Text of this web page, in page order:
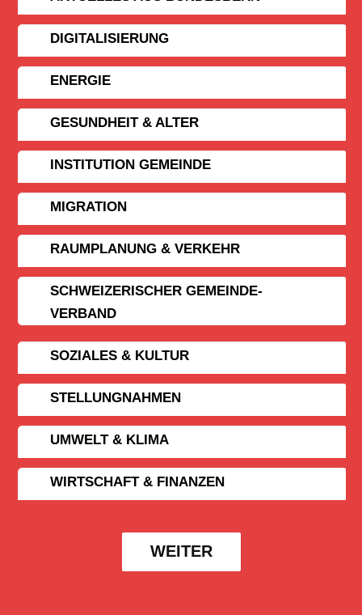
DIGITALISIERUNG
ENERGIE
GESUNDHEIT & ALTER
INSTITUTION GEMEINDE
MIGRATION
RAUMPLANUNG & VERKEHR
SCHWEIZERISCHER GEMEINDE­
VERBAND
SOZIALES & KULTUR
STELLUNGNAHMEN
UMWELT & KLIMA
WIRTSCHAFT & FINANZEN
WEITER